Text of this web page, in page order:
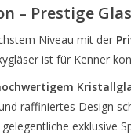
– Prestige
Niveau mit der
ist für Kenner
raffiniertes Design
exklusive